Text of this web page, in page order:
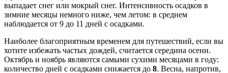
выпадает снег или мокрый снег. Интенсивность осадков в
зимние месяцы немного ниже, чем летом: в среднем
наблюдается от 9 до 11 дней с осадками.
Наиболее благоприятным временем для путешествий, если вы
хотите избежать частых дождей, считается середина осени.
Октябрь и ноябрь являются самыми сухими месяцами в году:
количество дней с осадками снижается до 8. Весна, напротив,